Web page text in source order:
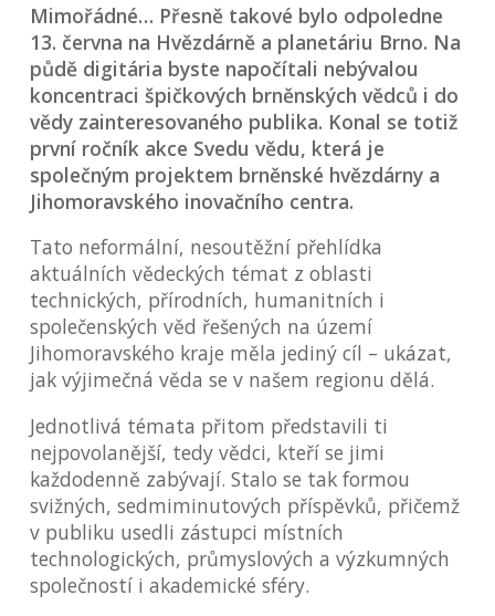
Mimořádné… Přesně takové bylo odpoledne
13. června na Hvězdárně a planetáriu Brno. Na
půdě digitária byste napočítali nebývalou
koncentraci špičkových brněnských vědců i do
vědy zainteresovaného publika. Konal se totiž
první ročník akce Svedu vědu, která je
společným projektem brněnské hvězdárny a
Jihomoravského inovačního centra.
Tato neformální, nesoutěžní přehlídka
aktuálních vědeckých témat z oblasti
technických, přírodních, humanitních i
společenských věd řešených na území
Jihomoravského kraje měla jediný cíl – ukázat,
jak výjimečná věda se v našem regionu dělá.
Jednotlivá témata přitom představili ti
nejpovolanější, tedy vědci, kteří se jimi
každodenně zabývají. Stalo se tak formou
svižných, sedmiminutových příspěvků, přičemž
v publiku usedli zástupci místních
technologických, průmyslových a výzkumných
společností i akademické sféry.